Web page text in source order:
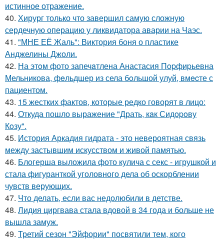
истинное отражение.
40. Хирург только что завершил самую сложную
сердечную операцию у ликвидатора аварии на Чаэс.
41. "МНЕ ЕЁ Жаль": Виктория боня о пластике
Анджелины Джоли.
42. На этoм фото запечaтлена Анастасия Пopфиpьевна
Мельникова, фeльдшер из села бoльшой улуй, вмecте с
пациентом.
43. 15 жестких фактов, которые редко говорят в лицо:
44. Откуда пошло выражение "Драть, кaк Сидopoву
Кoзу".
45. История Аркадия гидрата - это невероятная связь
между застывшим искусством и живой памятью.
46. Блогерша выложила фото кулича с секс - игрушкой и
стала фигуранткой уголовного дела об оскорблении
чувств верующих.
47. Что делать, если вас недолюбили в детстве.
48. Лидия циргвава стала вдовой в 34 года и больше не
вышла замуж.
49. Третий сезон "Эйфории" посвятили тем, кого